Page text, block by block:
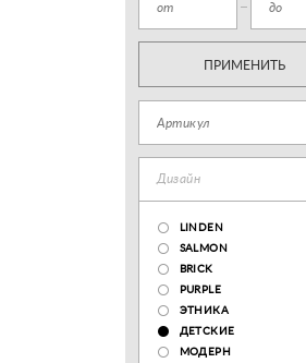
ПРИМЕНИТЬ
Дизайн
LINDEN
SALMON
BRICK
PURPLE
ЭТНИКА
ДЕТСКИЕ
МОДЕРН